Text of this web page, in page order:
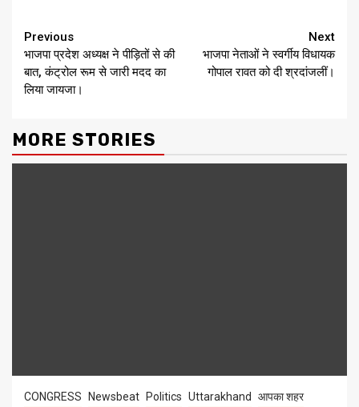
Continue
Reading
Previous
भाजपा प्रदेश अध्यक्ष ने पीड़ितों से की
बात, कंट्रोल रूम से जारी मदद का
लिया जायजा।
Next
भाजपा नेताओं ने स्वर्गीय विधायक
गोपाल रावत को दी श्रदांजलीं।
MORE STORIES
CONGRESS Newsbeat Politics Uttarakhand
आपका शहर